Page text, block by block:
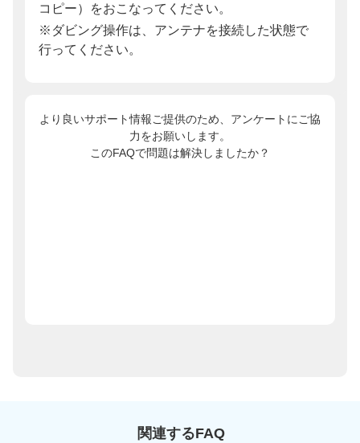
コピー）をおこなってください。
※ダビング操作は、アンテナを接続した状態で
行ってください。
より良いサポート情報ご提供のため、アンケートにご協
力をお願いします。
このFAQで問題は解決しましたか？
関連するFAQ